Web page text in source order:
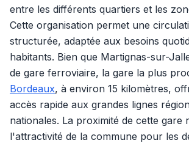
entre les différents quartiers et les
Cette organisation permet une
structurée, adaptée aux besoins
habitants. Bien que Martignas-sur-
de gare ferroviaire, la gare la plus
Bordeaux, à environ 15 kilomètres,
accès rapide aux grandes lignes
nationales. La proximité de cette gare
l'attractivité de la commune pour les